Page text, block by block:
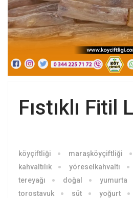
Fıstıklı Fitil
köyçiftliği maraşköyçiftliği
kahvaltılık
yöreselkahvaltı
tereyağı
doğal yumurta
torostavuk
süt yoğurt